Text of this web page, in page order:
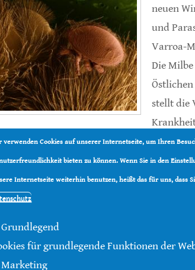
neuen
und
Varroa-
Die
stellt die
Honigbiene dar.
verwenden Cookies auf unserer Internetseite, um Ihren
bieten zu können. Wenn Sie in den
Internetseite weiterhin benutzen, heißt das für uns, dass
Grundlegend
für grundlegende Funktionen der
Marketing